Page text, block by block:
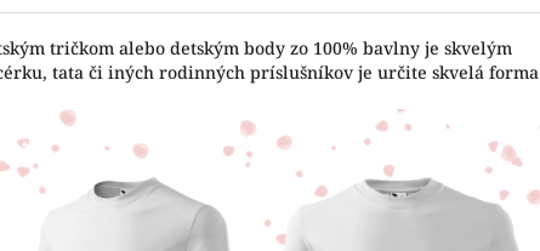
tričkom alebo detským body zo 100% bavlny je skvelým
tata či iných rodinných príslušníkov je určite skvelá forma